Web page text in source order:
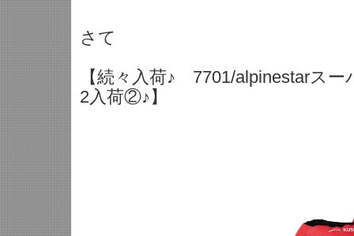
さて
【続々入荷♪ 7701/alpinestarス
2入荷②♪】